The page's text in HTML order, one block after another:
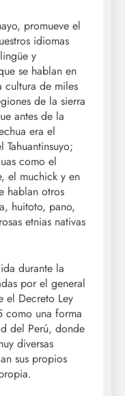
promueve el
idiomas
y
se hablan en
cultura de miles
de la sierra
antes de la
era el
como el
el muchick y en
hablan otros
huitoto, pano,
etnias nativas
durante la
por el general
el Decreto Ley
como una forma
del Perú, donde
diversas
sus propios